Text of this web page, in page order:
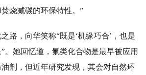
烧减碳的环保特性。”
路，向华笑称“既是‘机缘巧合’，也是
。她回忆道，氟类化合物是最早被应用
剂，但近年研究发现，其会对自然环